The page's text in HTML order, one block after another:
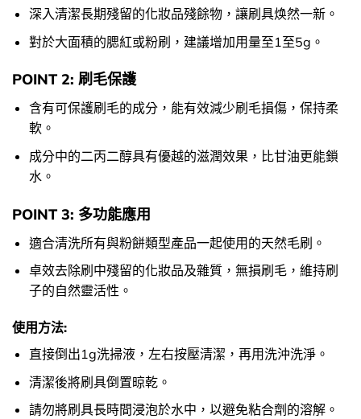
深入清潔長期殘留的化妝品殘餘物，讓刷具焕然一新。
對於大面積的腮紅或粉刷，建議增加用量至1至5g。
POINT 2: 刷毛保護
含有可保護刷毛的成分，能有效減少刷毛損傷，保持柔
軟。
成分中的二丙二醇具有優越的滋潤效果，比甘油更能鎖
水。
POINT 3: 多功能應用
適合清洗所有與粉餅類型產品一起使用的天然毛刷。
卓效去除刷中殘留的化妝品及雜質，無損刷毛，維持刷
子的自然靈活性。
使用方法:
直接倒出1g洗掃液，左右按壓清潔，再用洗沖洗淨。
清潔後將刷具倒置晾乾。
請勿將刷具長時間浸泡於水中，以避免粘合劑的溶解。